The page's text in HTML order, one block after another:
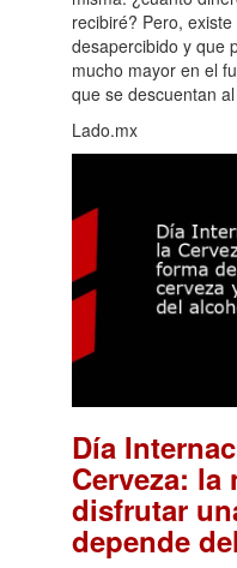
recibiré? Pero,
desapercibido y que
mucho mayor en el
que se descuentan
Lado.mx
Día
Cerveza: la
disfrutar
depende